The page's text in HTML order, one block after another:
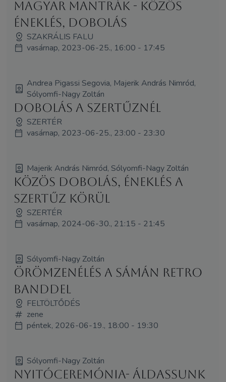
Magyar Mantrák - közös
éneklés, dobolás
SZAKRÁLIS FALU
vasárnap, 2023-06-25., 16:00 - 17:45
Andrea Pigassi Segovia, Majerik András Nimród,
Sólyomfi-Nagy Zoltán
Dobolás a Szertűznél
SZERTÉR
vasárnap, 2023-06-25., 23:00 - 23:30
Majerik András Nimród, Sólyomfi-Nagy Zoltán
Közös dobolás, éneklés a
Szertűz körül
SZERTÉR
vasárnap, 2024-06-30., 21:15 - 21:45
Sólyomfi-Nagy Zoltán
Örömzenélés a Sámán Retro
Banddel
FELTÖLTŐDÉS
zene
péntek, 2026-06-19., 18:00 - 19:30
Sólyomfi-Nagy Zoltán
NYITÓCEREMÓNIA- Áldassunk